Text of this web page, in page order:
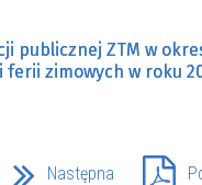
publicznej ZTM w
ferii zimowych w roku
Następna